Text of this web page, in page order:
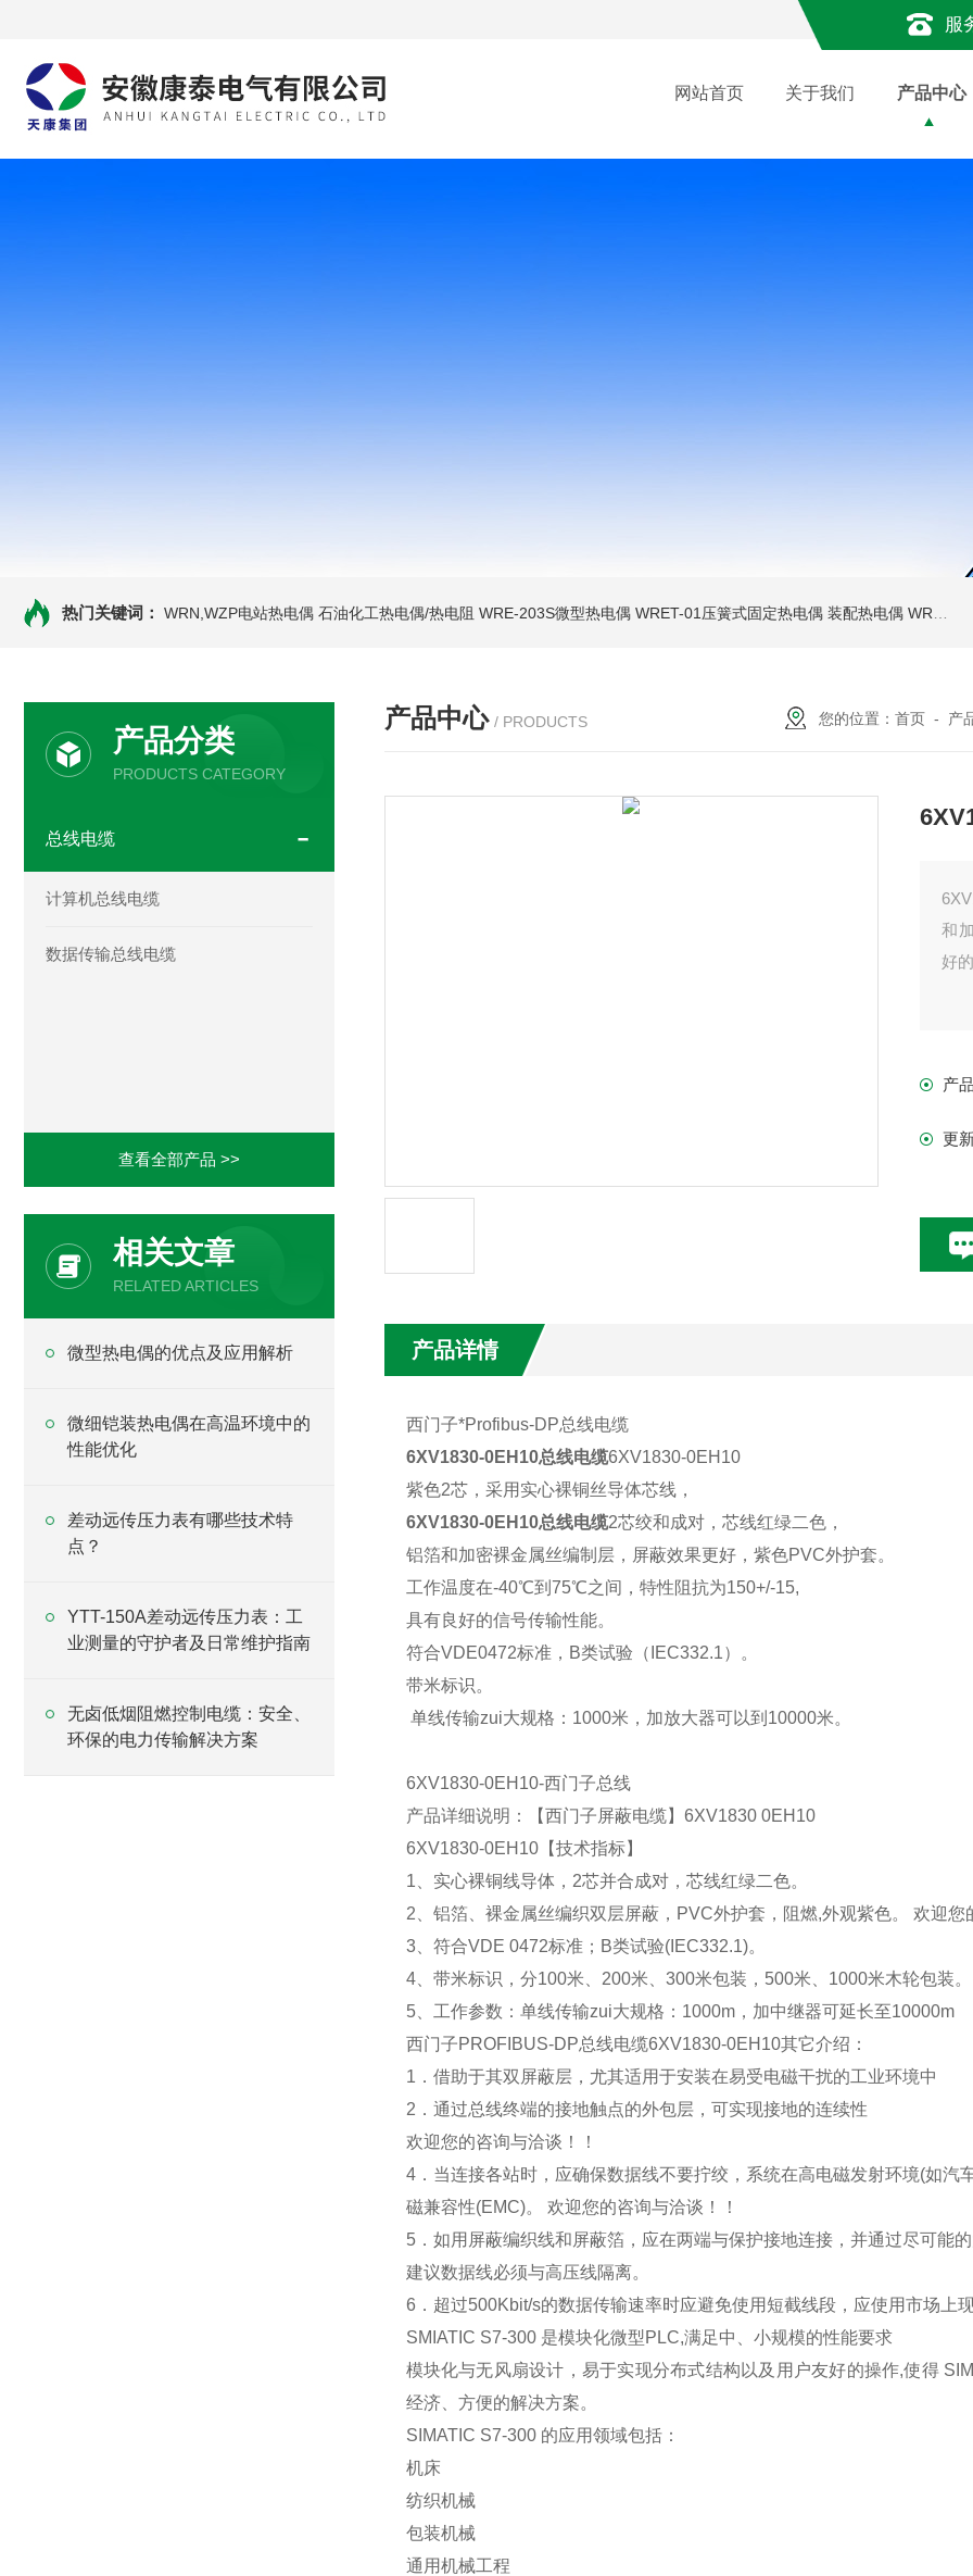
服
网站首页 关于我们 产品中心
热门关键词： WRN,WZP电站热电偶 石油化工热电偶/热电阻 WRE-203S微型热电偶 WRET-01压簧式固定热电偶 装配热电偶 WRP高温贵金属铂铑热电偶
产品分类
PRODUCTS CATEGORY
总线电缆
计算机总线电缆
数据传输总线电缆
查看全部产品 >>
相关文章
RELATED ARTICLES
微型热电偶的优点及应用解析
微细铠装热电偶在高温环境中的
性能优化
差动远传压力表有哪些技术特
点？
YTT-150A差动远传压力表：工
业测量的守护者及日常维护指南
无卤低烟阻燃控制电缆：安全、
环保的电力传输解决方案
产品中心 / PRODUCTS 您的位置： 首页 - 产
和
好
产
更
产品详情
西门子*Profibus-DP总线电缆
6XV1830-0EH10总线电缆6XV1830-0EH10
紫色2芯，采用实心裸铜丝导体芯线，
6XV1830-0EH10总线电缆2芯绞和成对，芯线红绿二色，
铝箔和加密裸金属丝编制层，屏蔽效果更好，紫色PVC外护套。
工作温度在-40℃到 75℃之间，特性阻抗为150+/-15,
具有良好的信号传输性能。
符合VDE0472标准， B类试验（ IEC332.1）。
带米标识。
单线传输zui大规格： 1000米，加放大器可以到 10000米。
6XV1830-0EH10-西门子总线
产品详细说明：【西门子屏蔽电缆】6XV1830 0EH10
6XV1830-0EH10【技术指标】
1、实心裸铜线导体，2芯并合成对，芯线红绿二色。
2、铝箔、裸金属丝编织双层屏蔽，PVC外护套，阻燃,外观紫色。 欢迎您
3、符合VDE 0472标准；B类试验(IEC332.1)。
4、带米标识，分100米、200米、300米包装，500米、1000米木轮包装。
5、工作参数：单线传输zui大规格：1000m，加中继器可延长至10000m
西门子PROFIBUS-DP总线电缆6XV1830-0EH10其它介绍：
1．借助于其双屏蔽层，尤其适用于安装在易受电磁干扰的工业环境中
2．通过总线终端的接地触点的外包层，可实现接地的连续性
欢迎您的咨询与洽谈！！
4．当连接各站时，应确保数据线不要拧绞，系统在高电磁发射环境(如汽
磁兼容性(EMC)。 欢迎您的咨询与洽谈！！
5．如用屏蔽编织线和屏蔽箔，应在两端与保护接地连接，并通过尽可能
建议数据线必须与高压线隔离。
6．超过500Kbit/s的数据传输速率时应避免使用短截线段，应使用市场上
SMIATIC S7-300 是模块化微型PLC,满足中、小规模的性能要求
模块化与无风扇设计，易于实现分布式结构以及用户友好的操作,使得
经济、方便的解决方案。
SIMATIC S7-300 的应用领域包括：
机床
纺织机械
包装机械
通用机械工程